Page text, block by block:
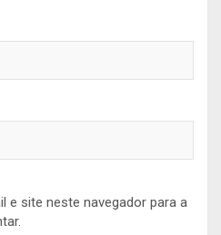
e site neste navegador para a